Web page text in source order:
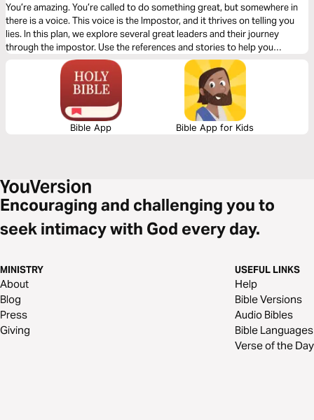
You’re amazing. You’re called to do something great, but somewhere in
there is a voice. This voice is the Impostor, and it thrives on telling you
lies. In this plan, we explore several great leaders and their journey
through the impostor. Use the references and stories to help you
Navigate The Impostor.
Bible App Bible App for Kids
Encouraging and challenging you to
seek intimacy with God every day.
MINISTRY
About
Blog
Press
Giving
USEFUL LINKS
Help
Bible Versions
Audio Bibles
Bible Languages
Verse of the Day